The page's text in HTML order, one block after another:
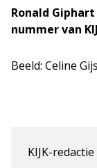
Ronald
nummer van
Beeld: Celine
KIJK-redactie